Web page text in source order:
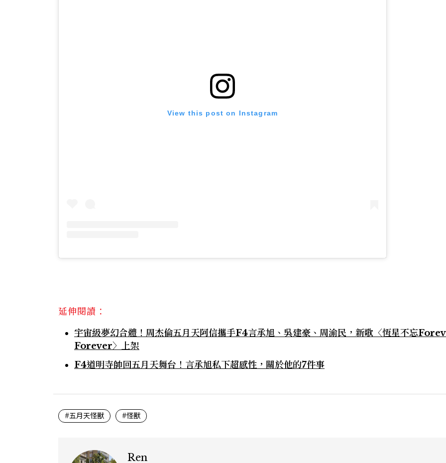
View this post on Instagram
延伸閱讀：
宇宙級夢幻合體！周杰倫五月天阿信攜手F4言承旭、吳建豪、周渝民，新歌〈恆星不忘
Forever〉上架
F4道明寺帥回五月天舞台！言承旭私下超感性，關於他的7件事
#五月天怪獸 #怪獸
Ren